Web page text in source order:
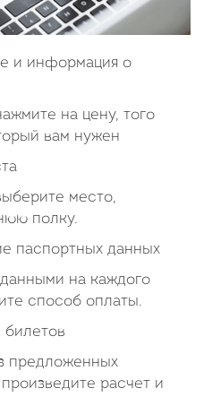
и информация о
на цену, того
вам нужен
место,
полку.
паспортных данных
на каждого
способ оплаты.
предложенных
расчет и